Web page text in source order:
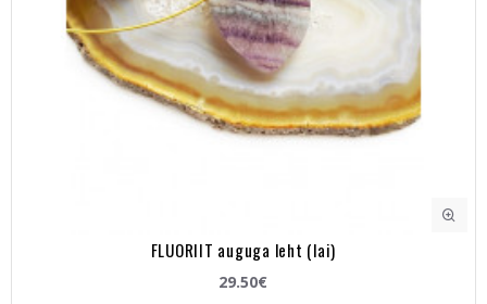
FLUORIIT auguga leht (lai)
29.50€